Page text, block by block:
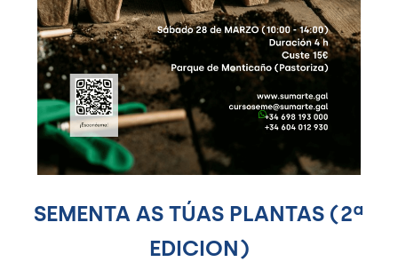
SEMENTA AS TÚAS PLANTAS (2ª
EDICION)